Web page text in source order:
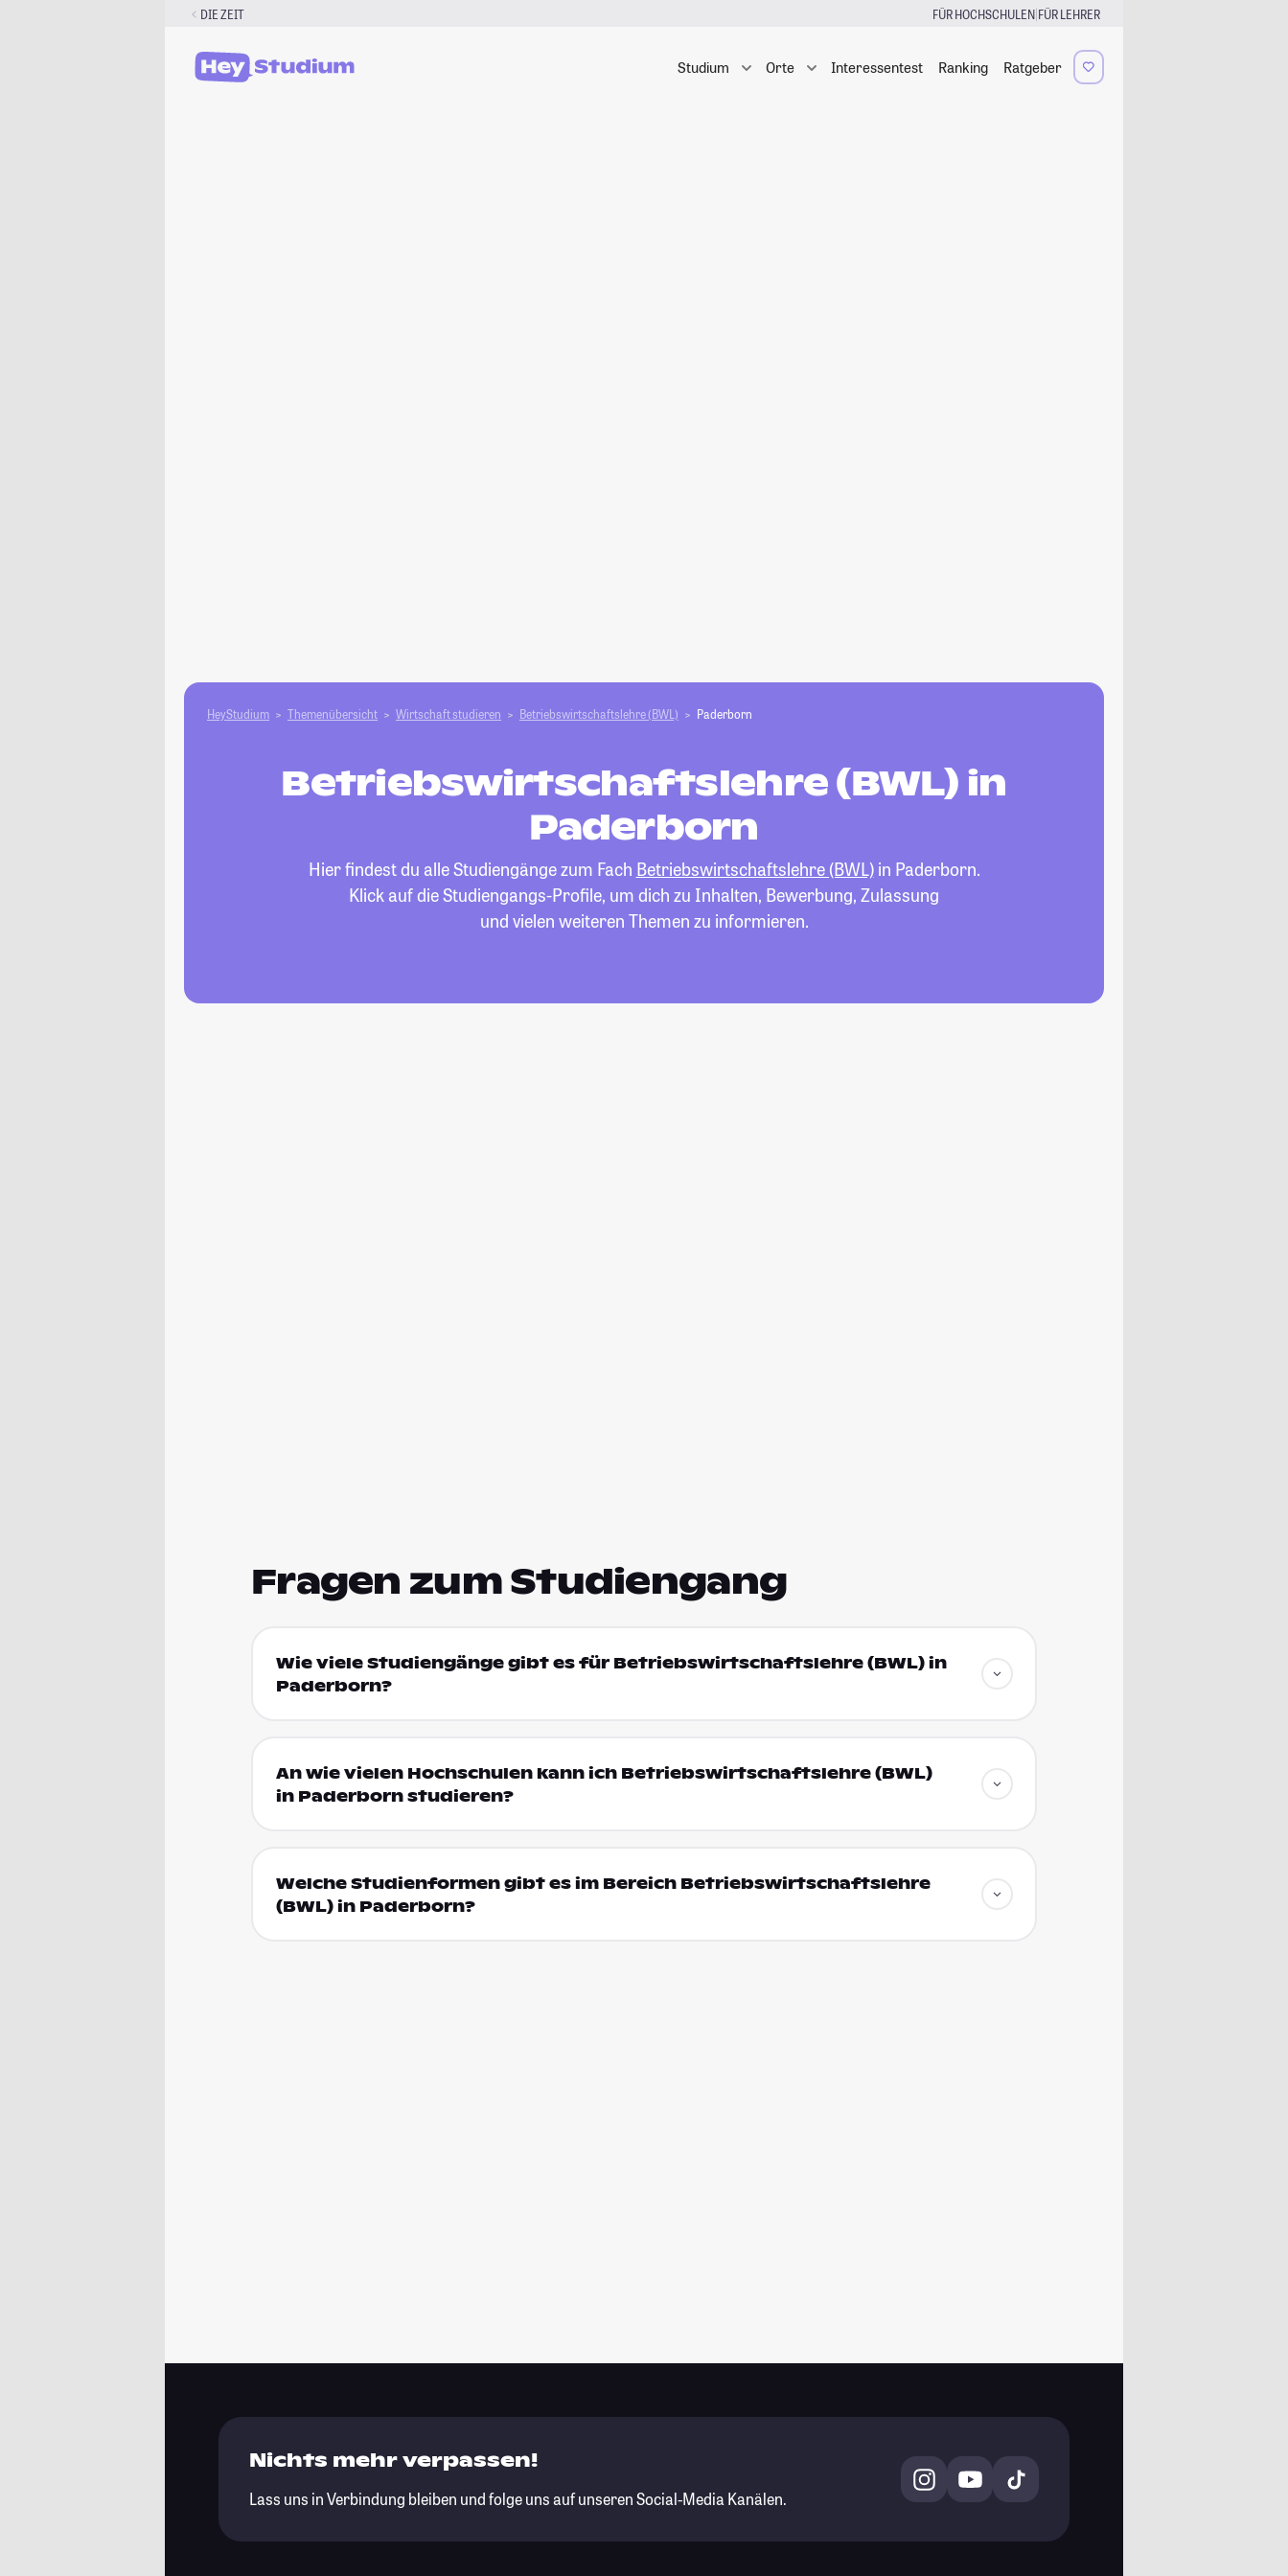
DIE ZEIT FÜR HOCHSCHULEN|FÜR LEHRER
Studium Orte Interessentest Ranking Ratgeber
HeyStudium Themenübersicht Wirtschaft studieren Betriebswirtschaftslehre (BWL) Paderborn
Betriebswirtschaftslehre (BWL) in
Paderborn
Hier findest du alle Studiengänge zum Fach Betriebswirtschaftslehre (BWL)in Paderborn.
Klick auf die Studiengangs-Profile, um dich zu Inhalten, Bewerbung, Zulassung
und vielen weiteren Themen zu informieren.
Fragen zum Studiengang
Wie viele Studiengänge gibt es für Betriebswirtschaftslehre (BWL) in
Paderborn?
An wie vielen Hochschulen kann ich Betriebswirtschaftslehre (BWL)
in Paderborn studieren?
Welche Studienformen gibt es im Bereich Betriebswirtschaftslehre
(BWL) in Paderborn?
Nichts mehr verpassen!
Lass uns in Verbindung bleiben und folge uns auf unseren Social-Media Kanälen.